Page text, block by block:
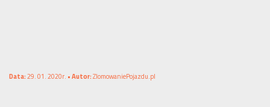
Data:29. 01. 2020r. •Autor:ZlomowaniePojazdu.pl